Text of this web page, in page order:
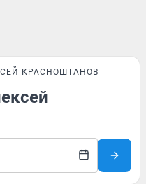
КРАСНОШТАНОВ